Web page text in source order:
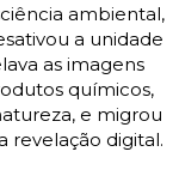
ambiental,
a unidade
as imagens
químicos,
e migrou
revelação digital.